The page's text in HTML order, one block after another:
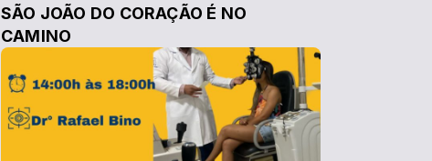
SÃO JOÃO DO CORAÇÃO É NO
CAMINO